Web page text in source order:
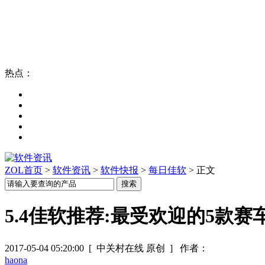
热点：
ZOL首页 > 软件资讯 > 软件快报 > 每日佳软 > 正文
5.4佳软推荐:最受欢迎的5款赛
2017-05-04 05:20:00 [ 中关村在线 原创 ]
作者：
haona